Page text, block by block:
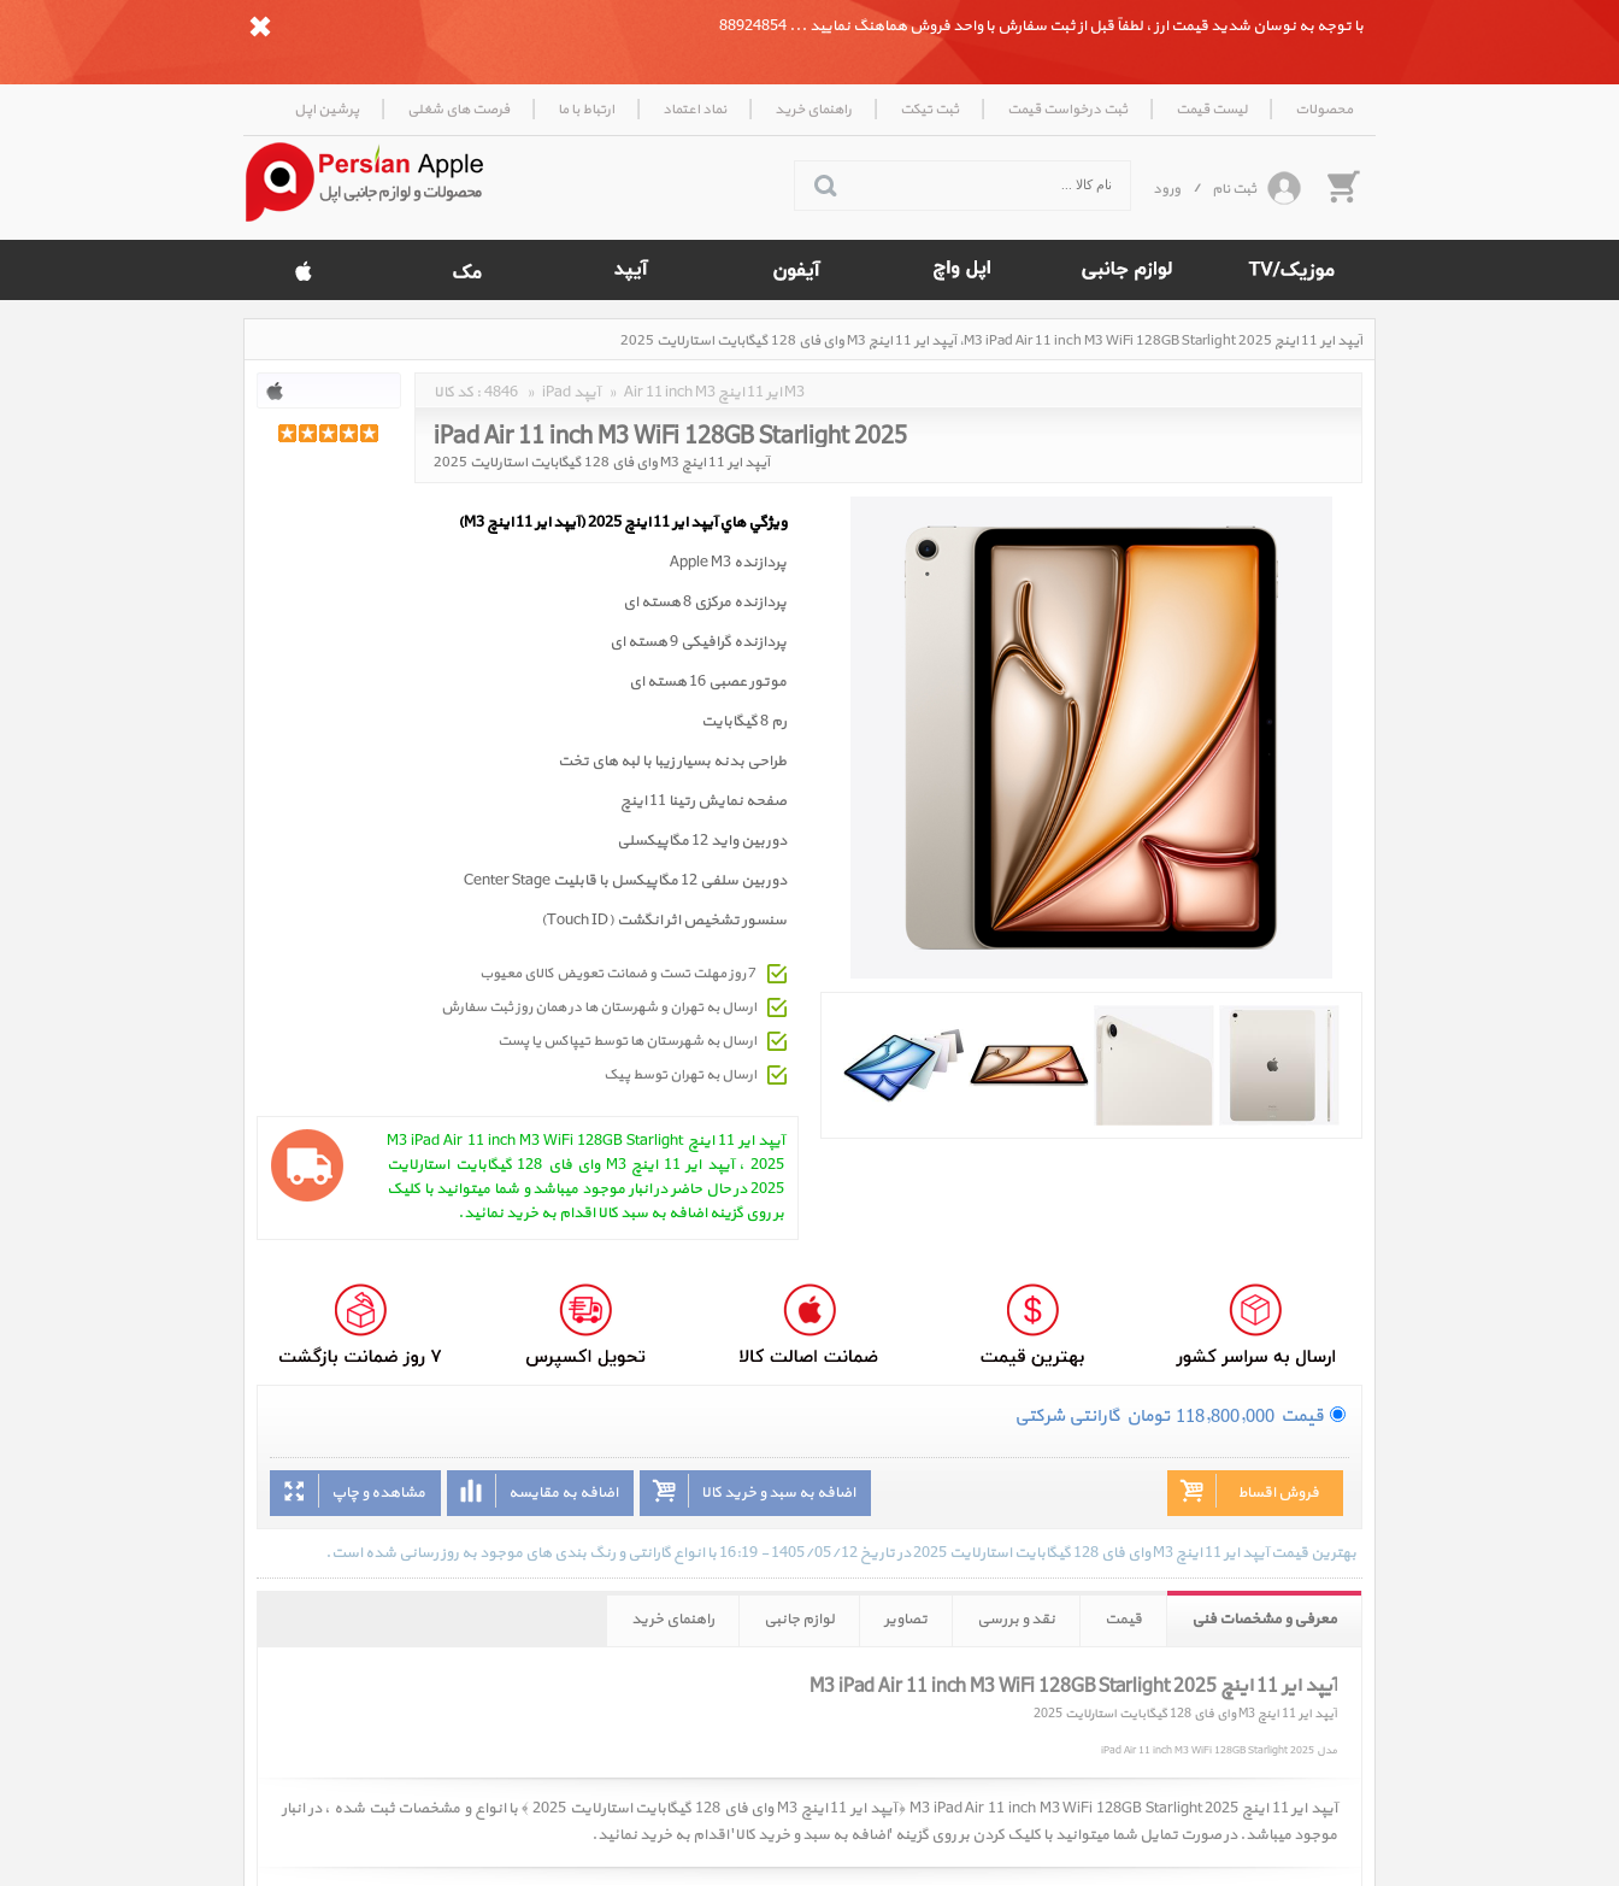
با توجه به نوسان شدید قیمت ارز ، لطفاً قبل از ثبت سفارش با واحد فروش هماهنگ نمایید ... 88924854
محصولات | لیست قیمت | ثبت درخواست قیمت | ثبت تیکت | راهنمای خرید | نماد اعتماد | ارتباط با ما | فرصت های شغلی | پرشین اپل
ثبت نام / ورود
آیپد ایر 11 اینچ M3 iPad Air 11 inch M3 WiFi 128GB Starlight 2025، آیپد ایر 11 اینچ M3 وای فای 128 گیگابایت استارلایت 2025
Rated
کد کالا :4846 » iPad آیپد » Air 11 inch M3 ایر 11 اینچ M3
iPad Air 11 inch M3 WiFi 128GB Starlight 2025
آیپد ایر 11 اینچ M3 وای فای 128 گیگابایت استارلایت 2025
ويژگي هاي آيپد ایر 11 اینچ 2025 (آیپد ایر 11 اینچ M3)
پردازنده Apple M3
پردازنده مرکزی 8 هسته ای
پردازنده گرافیکی 9 هسته ای
موتور عصبی 16 هسته ای
رم 8 گیگابایت
طراحی بدنه بسیار زیبا با لبه های تخت
صفحه نمايش رتینا 11 اینچ
دوربين واید 12 مگاپیکسلی
دوربین سلفی 12 مگاپیکسل با قابلیت Center Stage
سنسور تشخیص اثر انگشت (Touch ID)
7 روز مهلت تست و ضمانت تعویض کالای معیوب
ارسال به تهران و شهرستان ها در همان روز ثبت سفارش
ارسال به شهرستان ها توسط تیپاکس یا پست
ارسال به تهران توسط پیک
آیپد ایر 11 اینچ M3 iPad Air 11 inch M3 WiFi 128GB Starlight
2025 ، آیپد ایر 11 اینچ M3 وای فای 128 گیگابایت استارلایت
2025 در حال حاضر در انبار موجود میباشد و شما میتوانید با کلیک
بر روی گزینه اضافه به سبد کالا اقدام به خرید نمائید.
قیمت 118,800,000 تومان گارانتی شرکتی
مشاهده و چاپ اضافه به مقایسه اضافه به سبد و خرید کالا فروش اقساط
بهترین قیمت آیپد ایر 11 اینچ M3 وای فای 128 گیگابایت استارلایت 2025 در تاریخ 1405/05/12 - 16:19 با انواع گارانتی و رنگ بندی های موجود به روز رسانی شده است.
معرفی و مشخصات فنی قیمت نقد و بررسی تصاویر لوازم جانبی راهنمای خرید
آیپد ایر 11 اینچ M3 iPad Air 11 inch M3 WiFi 128GB Starlight 2025
آیپد ایر 11 اینچ M3 وای فای 128 گیگابایت استارلایت 2025
مدل iPad Air 11 inch M3 WiFi 128GB Starlight 2025
آیپد ایر 11 اینچ M3 iPad Air 11 inch M3 WiFi 128GB Starlight 2025 ﴿ آیپد ایر 11 اینچ M3 وای فای 128 گیگابایت استارلایت 2025 ﴾ با انواع و مشخصات ثبت شده ، در انبار
موجود میباشد. در صورت تمایل شما میتوانید با کلیک کردن بر روی گزینه 'اضافه به سبد و خرید کالا' اقدام به خرید نمائید.